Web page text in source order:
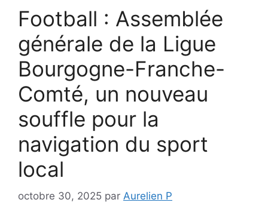
Football : Assemblée
générale de la Ligue
Bourgogne-Franche-
Comté, un nouveau
souffle pour la
navigation du sport
local
octobre 30, 2025 par Aurelien P